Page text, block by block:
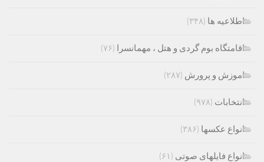
اطلاعیه ها (۳۴۸)
اقامتگاه بوم گردی و هتل ، مهمانسرا (۷۶)
اموزش و پرورش (۲۸۷)
انتخابات (۹۷۸)
انواع عکسها (۳۸۶)
انواع فایلهای صوتی (۶۱)